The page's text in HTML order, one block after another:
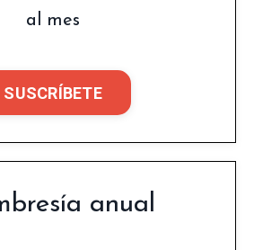
al mes
SUSCRÍBETE
anual